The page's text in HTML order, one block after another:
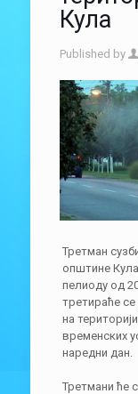
Кула
Published by
Третман
општине
пелиоду од
третираће
на
временских
наредни дан.
Третмани ће